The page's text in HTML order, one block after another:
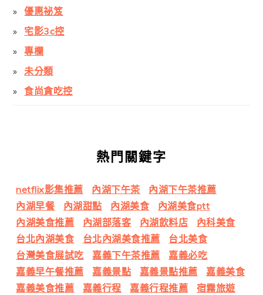
優惠祕笈
宅影3c控
專欄
未分類
食尚貪吃控
熱門關鍵字
netflix影集推薦 內湖下午茶
內湖下午茶推薦
內湖早餐
內湖甜點 內湖美食
內湖美食ptt
內湖美食推薦
內湖部落客 內湖飲料店
內科美食
台北內湖美食
台北內湖美食推薦
台北美食
台灣美食展試吃
嘉義下午茶推薦
嘉義必吃
嘉義早午餐推薦
嘉義景點 嘉義景點推薦
嘉義美食
嘉義美食推薦
嘉義行程 嘉義行程推薦
宿霧旅遊